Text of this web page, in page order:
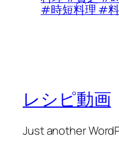
#時短料理 #
レシピ動画
Just another